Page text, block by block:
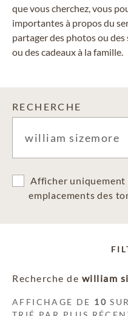
que vous cherchez, vous
importantes à propos du
partager des photos ou
ou des cadeaux à la famille.
RECHERCHE
Afficher uniquement
emplacements des
Recherche de william
AFFICHAGE DE 10 SUR